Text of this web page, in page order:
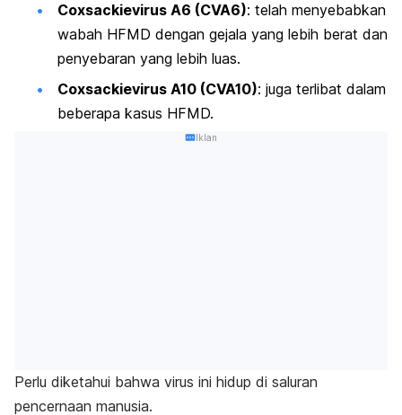
Coxsackievirus A6 (CVA6): telah menyebabkan
wabah HFMD dengan gejala yang lebih berat dan
penyebaran yang lebih luas.
Coxsackievirus A10 (CVA10): juga terlibat dalam
beberapa kasus HFMD.
Iklan
Perlu diketahui bahwa virus ini hidup di saluran
pencernaan manusia.